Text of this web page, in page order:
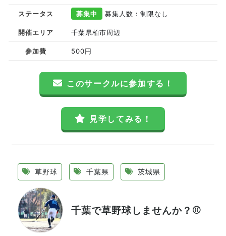
ステータス 募集中 募集人数：制限なし
開催エリア 千葉県柏市周辺
参加費 500円
このサークルに参加する！
見学してみる！
草野球 千葉県 茨城県
千葉で草野球しませんか？⚾️